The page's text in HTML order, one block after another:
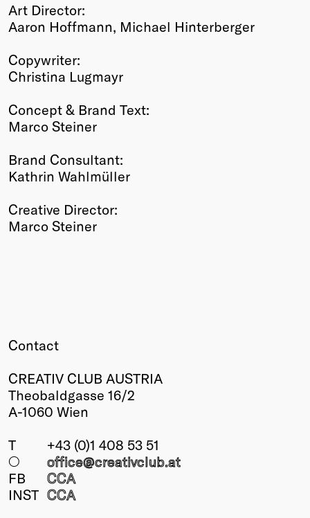
Art Director:
Aaron Hoffmann, Michael Hinterberger
Copywriter:
Christina Lugmayr
Concept & Brand Text:
Marco Steiner
Brand Consultant:
Kathrin Wahlmüller
Creative Director:
Marco Steiner
Contact
CREATIV CLUB AUSTRIA
Theobaldgasse 16/2
A-1060 Wien
T
+43 (0)1 408 53 51
○
office@creativclub.at
FB
CCA
INST CCA